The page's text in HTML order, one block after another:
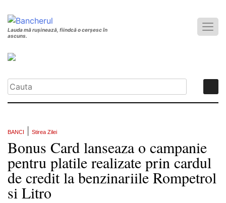
Lauda mă rușinează, fiindcă o cerșesc în
ascuns.
BANCI Stirea Zilei
Bonus Card lanseaza o campanie
pentru platile realizate prin cardul
de credit la benzinariile Rompetrol
si Litro